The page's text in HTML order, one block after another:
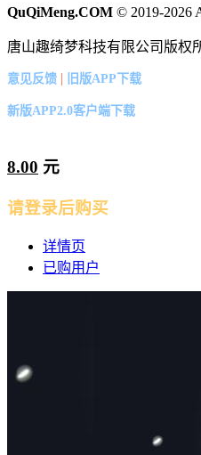
QuQiMeng.COM © 2019-2026
唐山趣绮梦科技有限公司版权
意见反馈 | 旧版APP下载
新版APP2.0客户端下载
8.00 元
请登录后购买
详情页
已购用户